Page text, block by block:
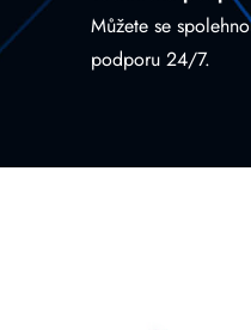
Můžete se
podporu 24/7.